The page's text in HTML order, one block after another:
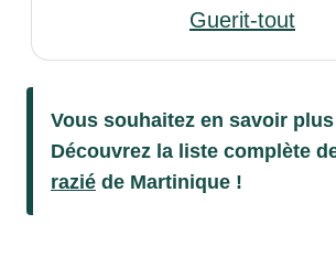
Guerit-tout
Vous souhaitez en savoir
Découvrez la liste complète
razié de Martinique !